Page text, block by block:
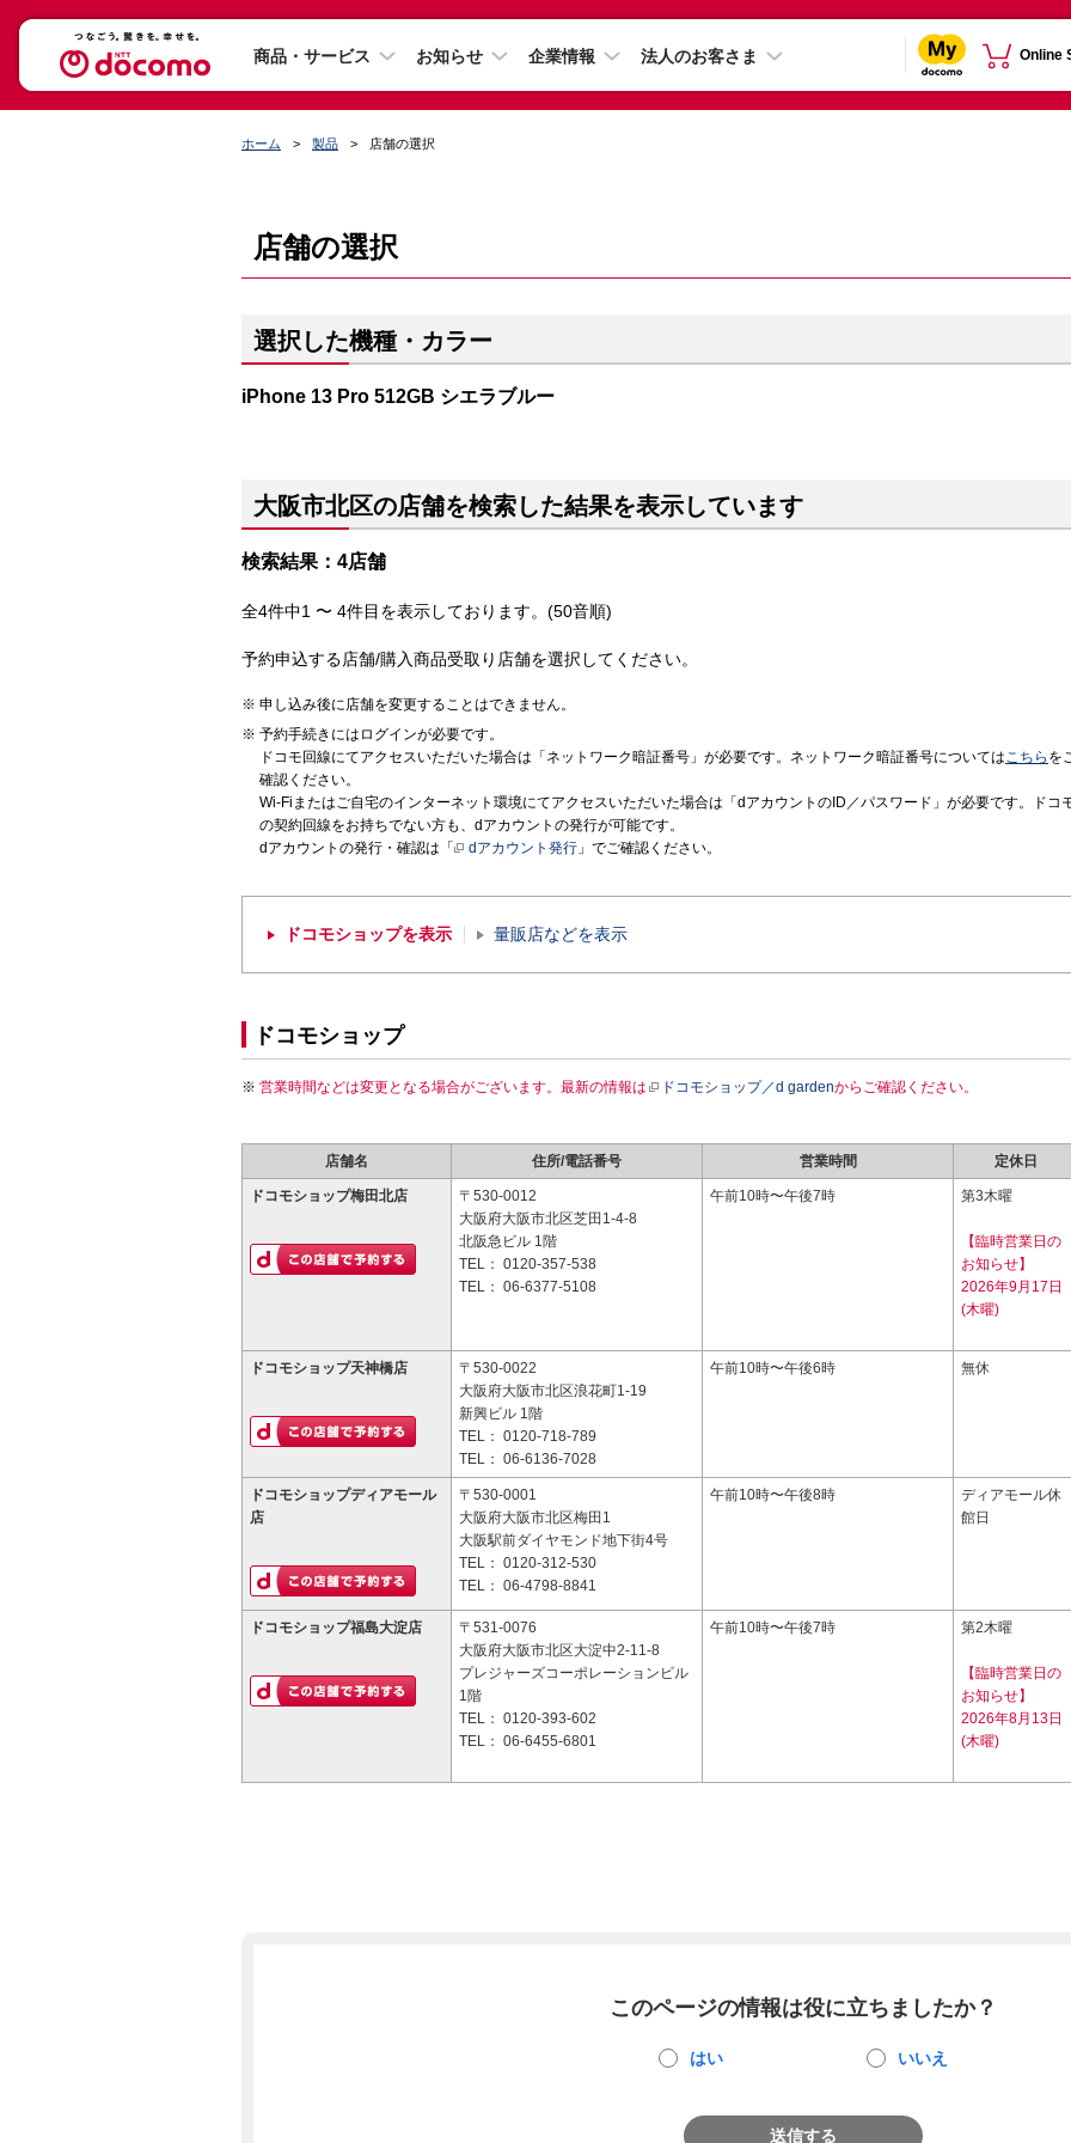
商品・サービス お知らせ 企業情報 法人のお客さま Online
ホーム 製品 店舗の選択
店舗の選択
選択した機種・カラー
iPhone 13 Pro 512GB シエラブルー
大阪市北区の店舗を検索した結果を表示しています
検索結果：4店舗
全4件中1 〜 4件目を表示しております。(50音順)
予約申込する店舗/購入商品受取り店舗を選択してください。
申し込み後に店舗を変更することはできません。
予約手続きにはログインが必要です。
ドコモ回線にてアクセスいただいた場合は「ネットワーク暗証番号」が必要です。ネットワーク暗証番号についてはこちら を
確認ください。
Wi-Fiまたはご自宅のインターネット環境にてアクセスいただいた場合は「dアカウントのID／パスワード」が必要です。ドコ
の契約回線をお持ちでない方も、dアカウントの発行が可能です。
dアカウントの発行・確認は「
dアカウント発行 」でご確認ください。
ドコモショップを表示 量販店などを表示
ドコモショップ
営業時間などは変更となる場合がございます。最新の情報は ドコモショップ／d gardenからご確認ください。
店舗名 住所/電話番号 営業時間 定休日
ドコモショップ梅田北店
〒530-0012
大阪府大阪市北区芝田1-4-8
北阪急ビル 1階
TEL： 0120-357-538
TEL： 06-6377-5108
午前10時〜午後7時 第3木曜
【臨時営業日の
お知らせ】
2026年9月17日
(木曜)
ドコモショップ天神橋店
〒530-0022
大阪府大阪市北区浪花町1-19
新興ビル 1階
TEL： 0120-718-789
TEL： 06-6136-7028
午前10時〜午後6時 無休
ドコモショップディアモール
店
〒530-0001
大阪府大阪市北区梅田1
大阪駅前ダイヤモンド地下街4号
TEL： 0120-312-530
TEL： 06-4798-8841
午前10時〜午後8時
ディアモール休
館日
ドコモショップ福島大淀店
〒531-0076
大阪府大阪市北区大淀中2-11-8
プレジャーズコーポレーションビル
1階
TEL： 0120-393-602
TEL： 06-6455-6801
午前10時〜午後7時 第2木曜
【臨時営業日の
お知らせ】
2026年8月13日
(木曜)
このページの情報は役に立ちましたか？
はい いいえ
送信する